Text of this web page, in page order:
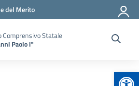
del Merito
Comprensivo Statale
Paolo I"